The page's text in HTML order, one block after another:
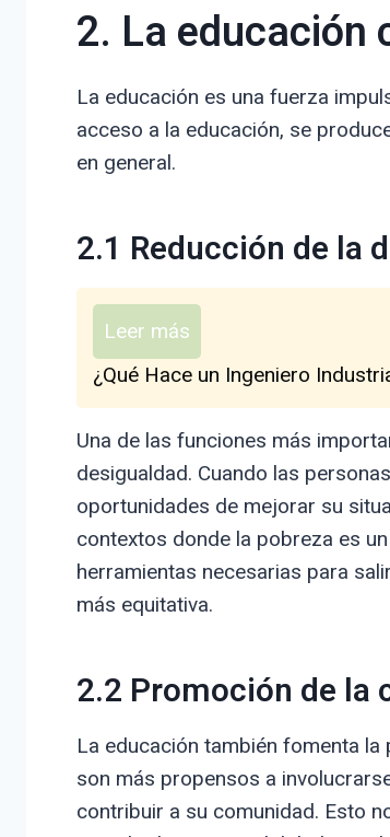
2. La educación
La educación es una fuerza
acceso a la educación, se
en general.
2.1 Reducción de la
Leer más
¿Qué Hace un Ingeniero
Una de las funciones más
desigualdad. Cuando las
oportunidades de mejorar su
contextos donde la pobreza es
herramientas necesarias para
más equitativa.
2.2 Promoción de la
La educación también fomenta
son más propensos a
contribuir a su comunidad. Esto